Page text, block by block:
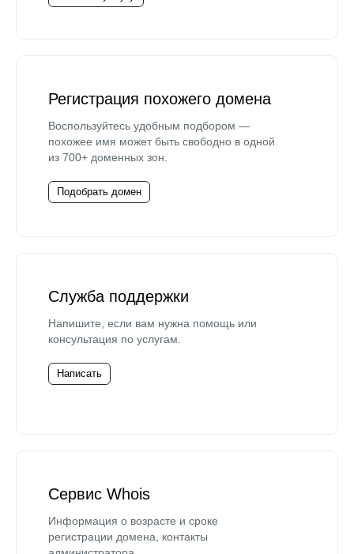
Регистрация похожего домена
Воспользуйтесь удобным подбором —
похожее имя может быть свободно в одной
из 700+ доменных зон.
Подобрать домен
Служба поддержки
Напишите, если вам нужна помощь или
консультация по услугам.
Написать
Сервис Whois
Информация о возрасте и сроке
регистрации домена, контакты